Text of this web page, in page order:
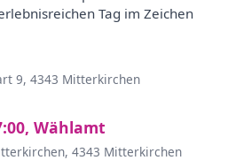
Tag im Zeichen
9, 4343 Mitterkirchen
Wählamt
4343 Mitterkirchen